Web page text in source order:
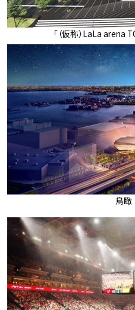
「（仮称）LaLa arena
鳥